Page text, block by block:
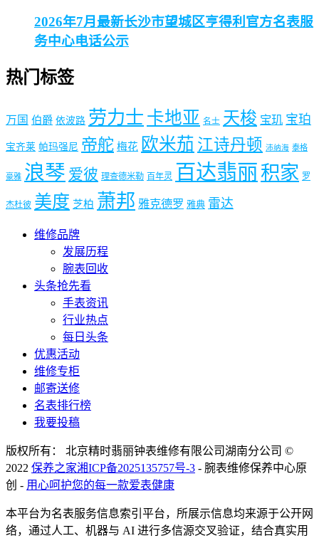
2026年7月最新长沙市望城区亨得利官方名表服
务中心电话公示
热门标签
万国 伯爵 依波路 劳力士 卡地亚 名士 天梭 宝玑 宝珀
宝齐莱 帕玛强尼 帝舵 梅花 欧米茄 江诗丹顿 沛纳海 泰格
豪雅 浪琴 爱彼 理查德米勒 百年灵 百达翡丽 积家 罗
杰杜彼 美度 芝柏 萧邦 雅克德罗 雅典 雷达
维修品牌
发展历程
腕表回收
头条抢先看
手表资讯
行业热点
每日头条
优惠活动
维修专柜
邮寄送修
名表排行榜
我要投稿
版权所有： 北京精时翡丽钟表维修有限公司湖南分公司 ©
2022 保养之家湘ICP备2025135757号-3 - 腕表维修保养中心原
创 - 用心呵护您的每一款爱表健康
本平台为名表服务信息索引平台，所展示信息均来源于公开网
络，通过人工、机器与 AI 进行多信源交叉验证，结合真实用